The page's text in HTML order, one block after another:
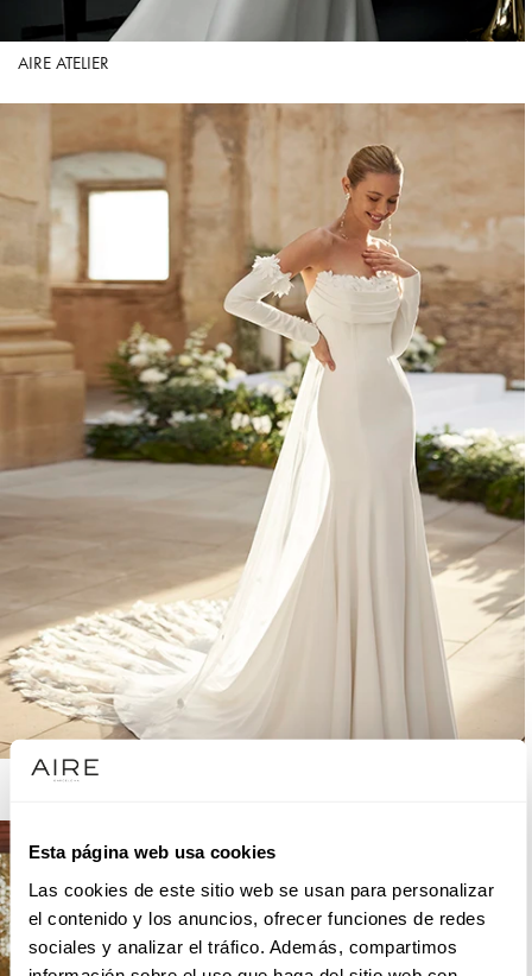
Esta página web usa cookies
Las cookies de este sitio web se usan para personalizar
el contenido y los anuncios, ofrecer funciones de redes
sociales y analizar el tráfico. Además, compartimos
AIRE ATELIER
AIRE BARCELONA